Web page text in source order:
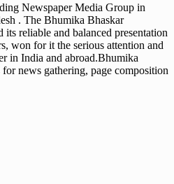
Newspaper Media Group in
. The Bhumika Bhaskar
its reliable and balanced presentation
won for it the serious attention and
in India and abroad.Bhumika
news gathering, page composition